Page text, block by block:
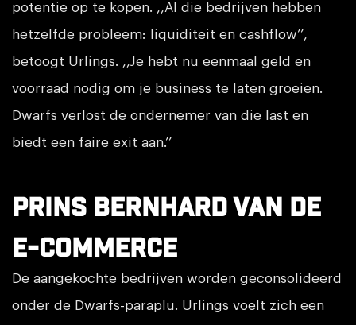
potentie op te kopen. ,,Al die bedrijven hebben
hetzelfde probleem: liquiditeit en cashflow’’,
betoogt Urlings. ,,Je hebt nu eenmaal geld en
voorraad nodig om je business te laten groeien.
Dwarfs verlost de ondernemer van die last en
biedt een faire exit aan.’’
Prins Bernhard van de
e-commerce
De aangekochte bedrijven worden geconsolideerd
onder de Dwarfs-paraplu. Urlings voelt zich een